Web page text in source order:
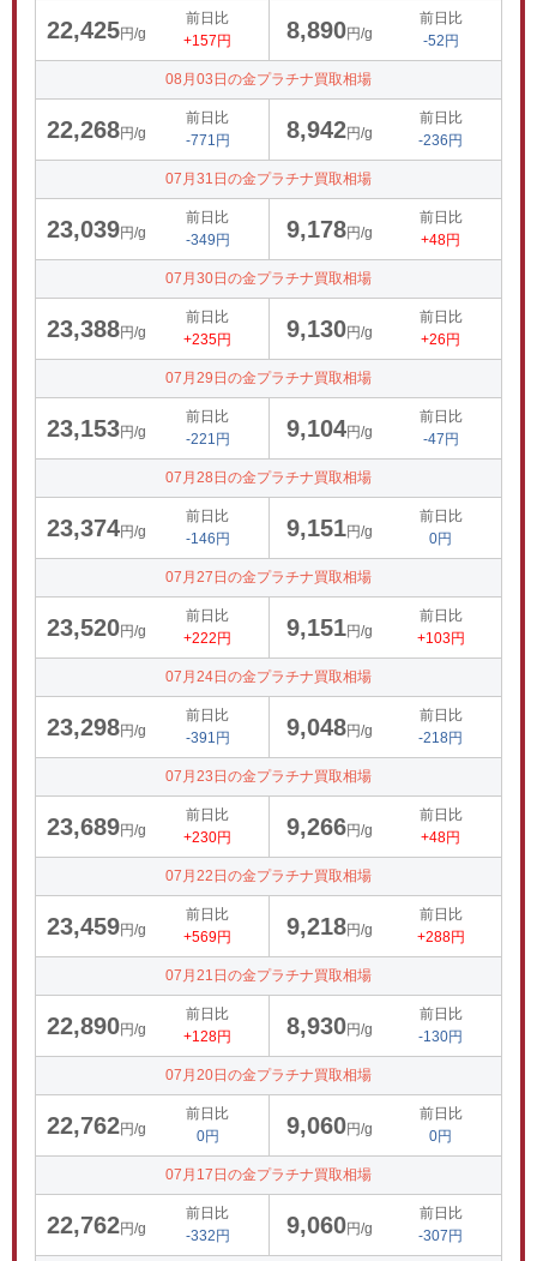
22,425円/g
前日比
+157円
8,890円/g
前日比
-52円
08月03日の金プラチナ買取相場
22,268円/g
前日比
-771円
8,942円/g
前日比
-236円
07月31日の金プラチナ買取相場
23,039円/g
前日比
-349円
9,178円/g
前日比
+48円
07月30日の金プラチナ買取相場
23,388円/g
前日比
+235円
9,130円/g
前日比
+26円
07月29日の金プラチナ買取相場
23,153円/g
前日比
-221円
9,104円/g
前日比
-47円
07月28日の金プラチナ買取相場
23,374円/g
前日比
-146円
9,151円/g
前日比
0円
07月27日の金プラチナ買取相場
23,520円/g
前日比
+222円
9,151円/g
前日比
+103円
07月24日の金プラチナ買取相場
23,298円/g
前日比
-391円
9,048円/g
前日比
-218円
07月23日の金プラチナ買取相場
23,689円/g
前日比
+230円
9,266円/g
前日比
+48円
07月22日の金プラチナ買取相場
23,459円/g
前日比
+569円
9,218円/g
前日比
+288円
07月21日の金プラチナ買取相場
22,890円/g
前日比
+128円
8,930円/g
前日比
-130円
07月20日の金プラチナ買取相場
22,762円/g
前日比
0円
9,060円/g
前日比
0円
07月17日の金プラチナ買取相場
22,762円/g
前日比
-332円
9,060円/g
前日比
-307円